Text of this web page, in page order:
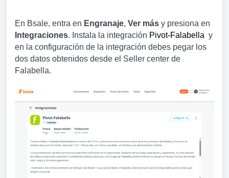
En Bsale, entra en Engranaje, Ver más y presiona en
Integraciones. Instala la integración Pivot-Falabella y
en la configuración de la integración debes pegar los
dos datos obtenidos desde el Seller center de
Falabella.